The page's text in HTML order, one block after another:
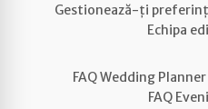
Gestionează-ți
Echipa
FAQ Wedding Planner
FAQ